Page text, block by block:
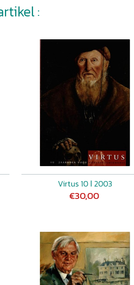
:
Virtus 10 ǀ 2003
€30,00